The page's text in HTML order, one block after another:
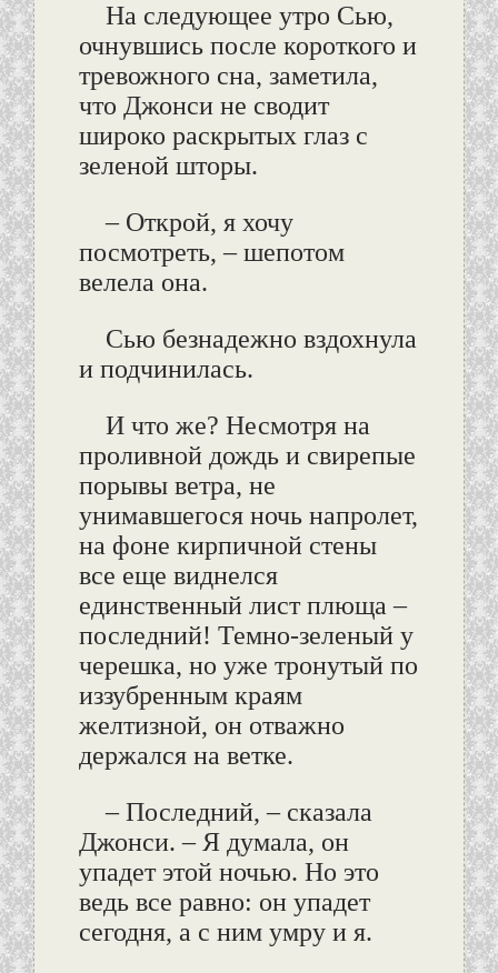
На следующее утро Сью,
очнувшись после короткого и
тревожного сна, заметила,
что Джонси не сводит
широко раскрытых глаз с
зеленой шторы.
– Открой, я хочу
посмотреть, – шепотом
велела она.
Сью безнадежно вздохнула
и подчинилась.
И что же? Несмотря на
проливной дождь и свирепые
порывы ветра, не
унимавшегося ночь напролет,
на фоне кирпичной стены
все еще виднелся
единственный лист плюща –
последний! Темно-зеленый у
черешка, но уже тронутый по
иззубренным краям
желтизной, он отважно
держался на ветке.
– Последний, – сказала
Джонси. – Я думала, он
упадет этой ночью. Но это
ведь все равно: он упадет
сегодня, а с ним умру и я.